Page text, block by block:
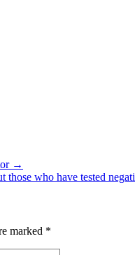
→
who have tested
marked *